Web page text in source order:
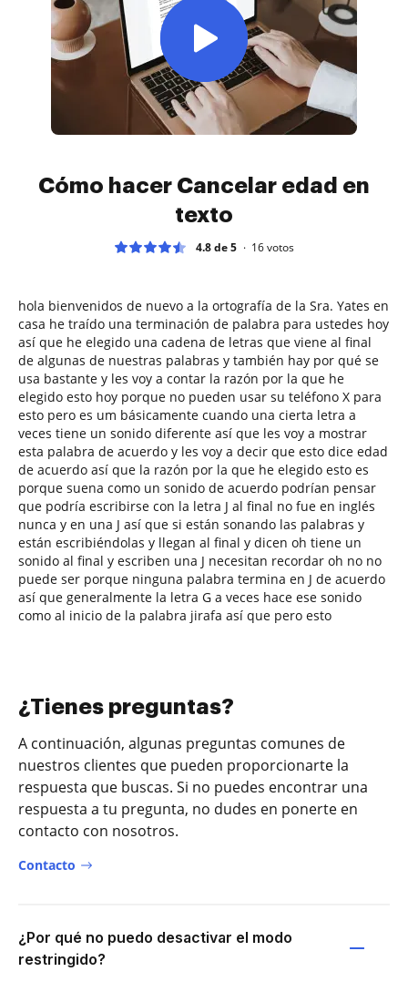
Cómo hacer Cancelar edad en
texto
4.8 de 5 16votos
hola bienvenidos de nuevo a la ortografía de la Sra. Yates en
casa he traído una terminación de palabra para ustedes hoy
así que he elegido una cadena de letras que viene al final
de algunas de nuestras palabras y también hay por qué se
usa bastante y les voy a contar la razón por la que he
elegido esto hoy porque no pueden usar su teléfono X para
esto pero es um básicamente cuando una cierta letra a
veces tiene un sonido diferente así que les voy a mostrar
esta palabra de acuerdo y les voy a decir que esto dice edad
de acuerdo así que la razón por la que he elegido esto es
porque suena como un sonido de acuerdo podrían pensar
que podría escribirse con la letra J al final no fue en inglés
nunca y en una J así que si están sonando las palabras y
están escribiéndolas y llegan al final y dicen oh tiene un
sonido al final y escriben una J necesitan recordar oh no no
puede ser porque ninguna palabra termina en J de acuerdo
así que generalmente la letra G a veces hace ese sonido
como al inicio de la palabra jirafa así que pero esto
¿Tienes preguntas?
A continuación, algunas preguntas comunes de
nuestros clientes que pueden proporcionarte la
respuesta que buscas. Si no puedes encontrar una
respuesta a tu pregunta, no dudes en ponerte en
contacto con nosotros.
Contacto
¿Por qué no puedo desactivar el modo
restringido?